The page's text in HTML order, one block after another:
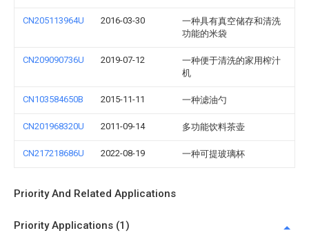
CN205113964U 2016-03-30
一种具有真空储存和清洗
功能的米袋
CN209090736U 2019-07-12
一种便于清洗的家用榨汁
机
CN103584650B 2015-11-11 一种滤油勺
CN201968320U 2011-09-14 多功能饮料茶壶
CN217218686U 2022-08-19 一种可提玻璃杯
Priority And Related Applications
Priority Applications (1)